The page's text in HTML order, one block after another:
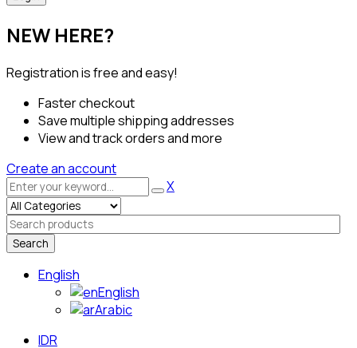
NEW HERE?
Registration is free and easy!
Faster checkout
Save multiple shipping addresses
View and track orders and more
Create an account
X
Search
English
English
Arabic
IDR